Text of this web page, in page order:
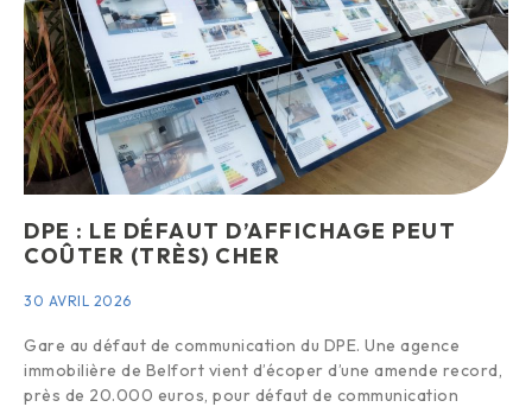
DPE : LE DÉFAUT D’AFFICHAGE PEUT
COÛTER (TRÈS) CHER
30 AVRIL 2026
Gare au défaut de communication du DPE. Une agence
immobilière de Belfort vient d’écoper d’une amende record,
près de 20.000 euros, pour défaut de communication